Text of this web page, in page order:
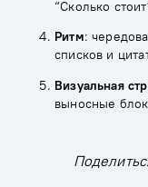
“Сколько
Ритм:
списков и
Визуальная
выносные